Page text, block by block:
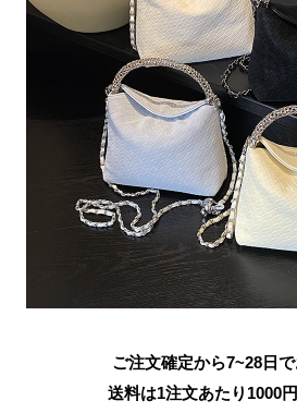
ご注文確定から7~28日
送料は1注文あたり 1000